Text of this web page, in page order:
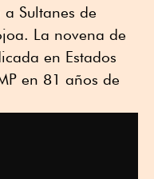
Sultanes de
La novena de
en Estados
en 81 años de